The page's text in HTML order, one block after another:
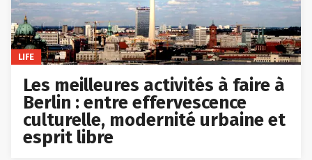
LIFE
Les meilleures activités à faire à
Berlin : entre effervescence
culturelle, modernité urbaine et
esprit libre